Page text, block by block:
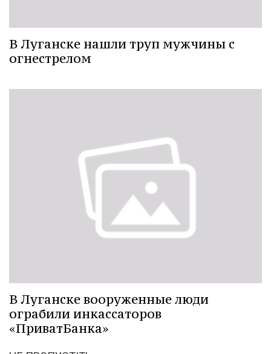
В Луганске нашли труп мужчины с
огнестрелом
В Луганске вооруженные люди
ограбили инкассаторов
«ПриватБанка»